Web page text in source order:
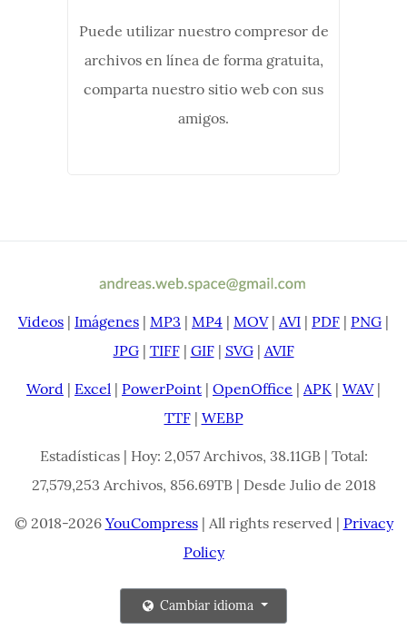
Puede utilizar nuestro compresor de
archivos en línea de forma gratuita,
comparta nuestro sitio web con sus
amigos.
Videos | Imágenes | MP3 | MP4 | MOV| AVI | PDF | PNG |
JPG| TIFF| GIF| SVG| AVIF
Word | Excel | PowerPoint | OpenOffice | APK | WAV|
TTF| WEBP
Estadísticas | Hoy: 2,057 Archivos, 38.11GB | Total:
27,579,253 Archivos, 856.69TB | Desde Julio de 2018
© 2018-2026 YouCompress| All rights reserved | Privacy
Policy
Cambiar idioma